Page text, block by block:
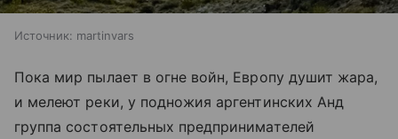
Источник: martinvars
Пока мир пылает в огне войн, Европу душит жара,
и мелеют реки, у подножия аргентинских Анд
группа состоятельных предпринимателей